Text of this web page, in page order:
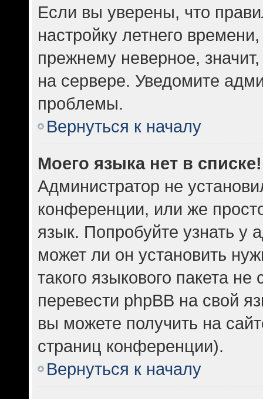
Если вы уверены, что
настройку летнего
прежнему неверное,
на сервере. Уведомите
проблемы.
Вернуться к началу
Моего языка нет в списке!
Администратор не
конференции, или же
язык. Попробуйте узнать у
может ли он установить
такого языкового пакета
перевести phpBB на свой
вы можете получить на
страниц конференции).
Вернуться к началу